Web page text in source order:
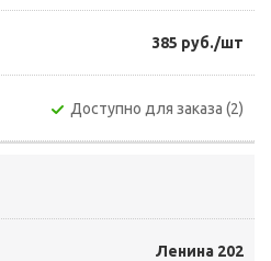
385 руб./шт
Доступно для заказа (2)
Ленина 202